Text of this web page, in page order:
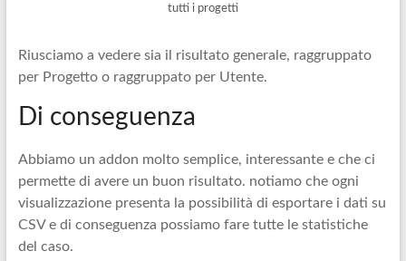
tutti i progetti
Riusciamo a vedere sia il risultato generale, raggruppato
per Progetto o raggruppato per Utente.
Di conseguenza
Abbiamo un addon molto semplice, interessante e che ci
permette di avere un buon risultato. notiamo che ogni
visualizzazione presenta la possibilità di esportare i dati su
CSV e di conseguenza possiamo fare tutte le statistiche
del caso.